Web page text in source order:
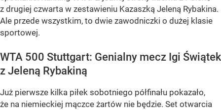
z drugiej czwarta w zestawieniu Kazaszką Jeleną Rybakina.
Ale przede wszystkim, to dwie zawodniczki o dużej klasie
sportowej.
WTA 500 Stuttgart: Genialny mecz Igi Świątek
z Jeleną Rybakiną
Już pierwsze kilka piłek sobotniego półfinału pokazało,
że na niemieckiej mączce żartów nie będzie. Set otwarcia